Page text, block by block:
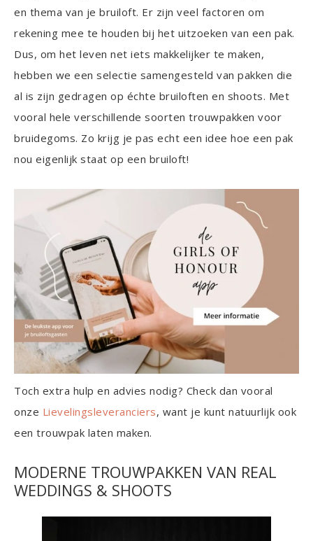
en thema van je bruiloft. Er zijn veel factoren om
rekening mee te houden bij het uitzoeken van een pak.
Dus, om het leven net iets makkelijker te maken,
hebben we een selectie samengesteld van pakken die
al is zijn gedragen op échte bruiloften en shoots. Met
vooral hele verschillende soorten trouwpakken voor
bruidegoms. Zo krijg je pas echt een idee hoe een pak
nou eigenlijk staat op een bruiloft!
Toch extra hulp en advies nodig? Check dan vooral
onze Lievelingsleveranciers, want je kunt natuurlijk ook
een trouwpak laten maken.
MODERNE TROUWPAKKEN VAN REAL
WEDDINGS & SHOOTS